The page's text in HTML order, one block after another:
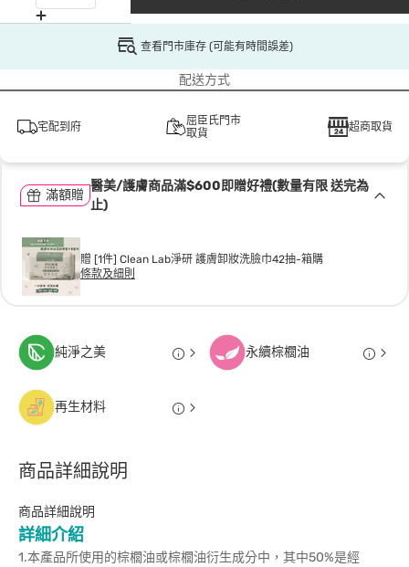
查看門市庫存 (可能有時間誤差)
配送方式
宅配到府
屈臣氏門市
取貨
超商取貨
滿額贈
醫美/護膚商品滿$600即贈好禮(數量有限 送完為
止)
贈 [1件] Clean Lab淨研 護膚卸妝洗臉巾42抽-箱購
條款及細則
純淨之美 永續棕櫚油
再生材料
商品詳細說明
商品詳細說明
詳細介紹
1.本產品所使用的棕櫚油或棕櫚油衍生成分中，其中50%是經